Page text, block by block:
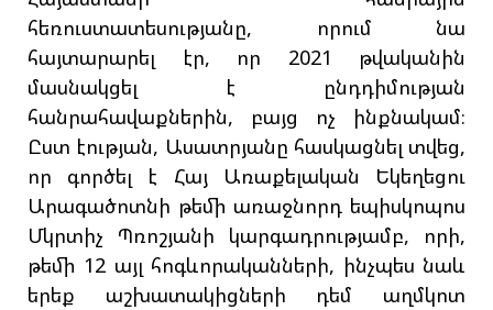
հեռուստատեսությանը, որում նա
հայտարարել էր, որ 2021 թվականին
մասնակցել է ընդդիմության
հանրահավաքներին, բայց ոչ ինքնակամ։
Ըստ էության, Ասատրյանը հասկացնել տվեց,
որ գործել է Հայ Առաքելական Եկեղեցու
Արագածոտնի թեմի առաջնորդ եպիսկոպոս
Մկրտիչ Պռոշյանի կարգադրությամբ, որի,
թեմի 12 այլ հոգևորականների, ինչպես նաև
երեք աշխատակիցների դեմ աղմկոտ